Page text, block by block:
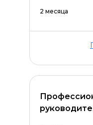
2 месяца